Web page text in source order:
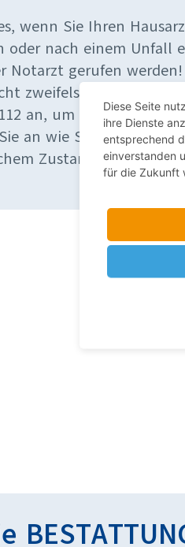
wenn Sie Ihren
oder nach einem Unfall
Notarzt gerufen
zweifelsfrei feststellen.
an, um möglichst
an wie Sie heißen,
Zustand sich die
Diese Seite
ihre Dienste
entsprechend
einverstanden
für die Zukunft